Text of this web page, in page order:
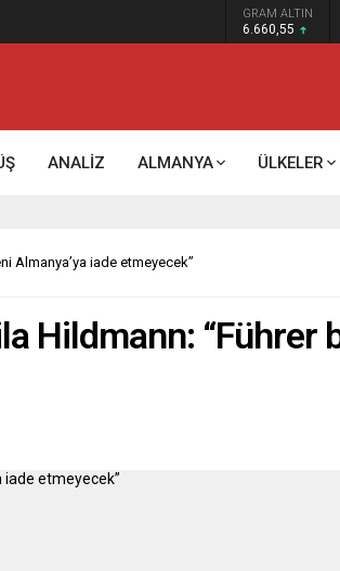
mi? GRAM ALTIN
6.660,55
ANALİZ ALMANYA ÜLKELER
Almanya’ya iade etmeyecek”
Hildmann: “Führer